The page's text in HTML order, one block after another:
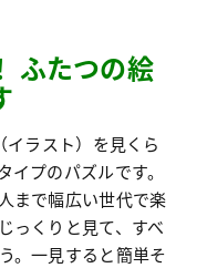
ふたつの絵
イラスト）を見くら
プのパズルです。
まで幅広い世代で楽
っくりと見て、すべ
。一見すると簡単そ